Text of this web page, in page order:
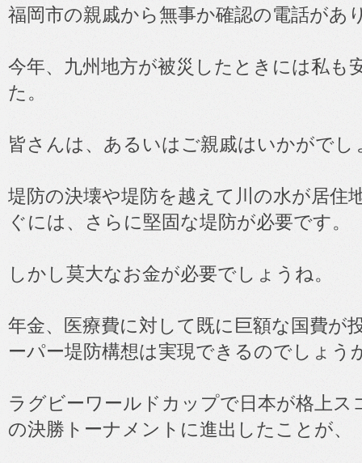
福岡市の親戚から無事か確認の電話があ
今年、九州地方が被災したときには私も
た。
皆さんは、あるいはご親戚はいかがでし
堤防の決壊や堤防を越えて川の水が居住
ぐには、さらに堅固な堤防が必要です。
しかし莫大なお金が必要でしょうね。
年金、医療費に対して既に巨額な国費が
ーパー堤防構想は実現できるのでしょう
ラグビーワールドカップで日本が格上
の決勝トーナメントに進出したことが、